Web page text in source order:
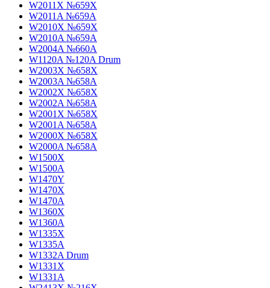
W2011X №659X
W2011A №659A
W2010X №659X
W2010A №659A
W2004A №660A
W1120A №120A Drum
W2003X №658X
W2003A №658A
W2002X №658X
W2002A №658A
W2001X №658X
W2001A №658A
W2000X №658X
W2000A №658A
W1500X
W1500A
W1470Y
W1470X
W1470A
W1360X
W1360A
W1335X
W1335A
W1332A Drum
W1331X
W1331A